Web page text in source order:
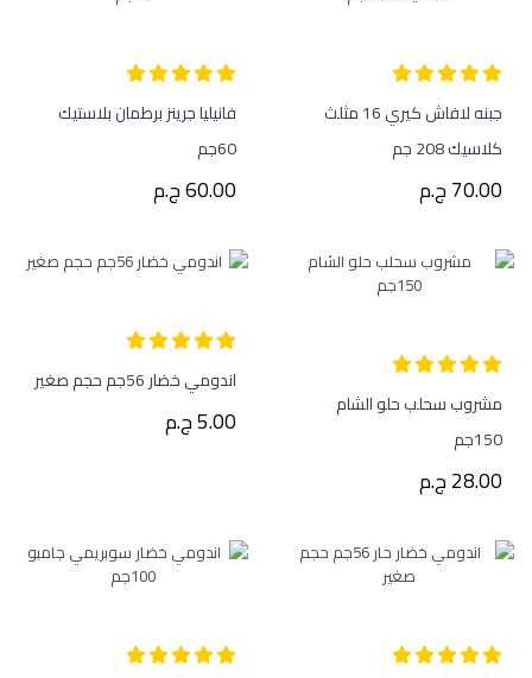
جبنه لافاش كيري 16 مثلث
كلاسيك 208 جم
70.00 ج.م
فانيليا جرينز برطمان بلاستيك
60جم
60.00 ج.م
مشروب سحلب حلو الشام
150جم
28.00 ج.م
اندومي خضار 56جم حجم صغير
5.00 ج.م